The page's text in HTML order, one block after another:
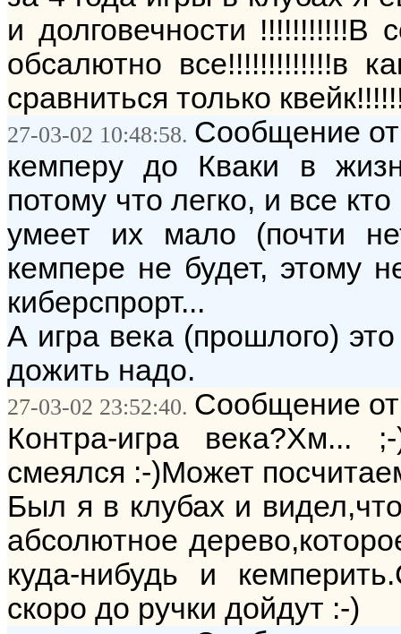
и долговечности !!!!!!!!!!!В
обсалютно все!!!!!!!!!!!!!в
сравниться только
27-03-02 10:48:58. Сообщение
кемперу до Кваки в
потому что легко, и все
умеет их мало (почти
кемпере не будет, этому
киберспрорт...
А игра века (прошлого)
дожить надо.
27-03-02 23:52:40. Сообщение
Контра-игра века?Хм...
смеялся :-)Может
Был я в клубах и
абсолютное
куда-нибудь и
скоро до ручки дойдут :-)